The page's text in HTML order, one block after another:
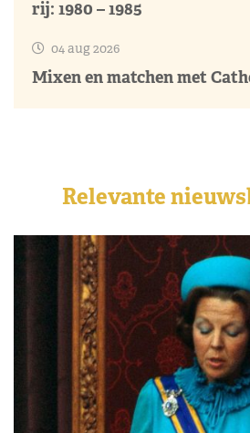
rij: 1980 – 1985
04 aug 2026
Mixen en matchen met
Relevante